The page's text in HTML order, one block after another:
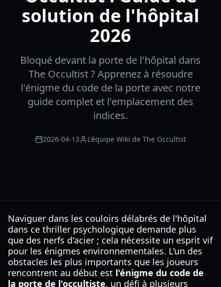
solution de l'hôpital
2026
Bloqué devant la porte de l'hôpital dans
The Occultist ? Apprenez à résoudre
l'énigme du code de la porte avec notre
guide complet et l'emplacement des
indices.
2026-04-13 L'équipe Wiki de The Occultist
Naviguer dans les couloirs délabrés de l'hôpital
dans ce thriller psychologique demande plus
que des nerfs d'acier ; cela nécessite un esprit vif
pour les énigmes environnementales. L'un des
obstacles les plus importants que les joueurs
rencontrent au début est l'énigme du code de
la porte de l'occultiste, un défi à plusieurs